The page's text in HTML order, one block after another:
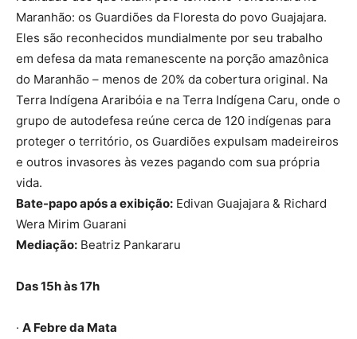
Maranhão: os Guardiões da Floresta do povo Guajajara.
Eles são reconhecidos mundialmente por seu trabalho
em defesa da mata remanescente na porção amazônica
do Maranhão – menos de 20% da cobertura original. Na
Terra Indígena Araribóia e na Terra Indígena Caru, onde o
grupo de autodefesa reúne cerca de 120 indígenas para
proteger o território, os Guardiões expulsam madeireiros
e outros invasores às vezes pagando com sua própria
vida.
Bate-papo após a exibição: Edivan Guajajara & Richard
Wera Mirim Guarani
Mediação: Beatriz Pankararu
Das 15h às 17h
· A Febre da Mata